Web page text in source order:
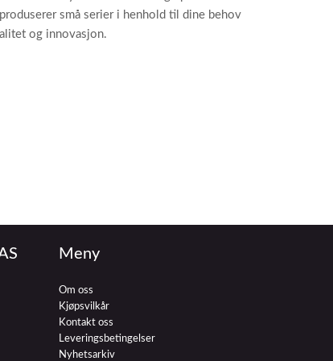
små serier i henhold til dine behov
og innovasjon.
Meny
Om oss
Kjøpsvilkår
Kontakt oss
Leveringsbetingelser
Nyhetsarkiv